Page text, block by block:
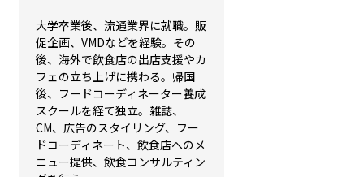
大学卒業後、流通業界に就職。販
促企画、VMDなどを経験。その
後、海外で飲食店の出店支援やカ
フェの立ち上げに携わる。帰国
後、フードコーディネーター養成
スクールを経て独立。雑誌、
CM、広告のスタイリング、フー
ドコーディネート、飲食店へのメ
ニュー提供、飲食コンサルティン